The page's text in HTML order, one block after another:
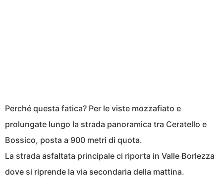
Perché questa fatica? Per le viste mozzafiato e
prolungate lungo la strada panoramica tra Ceratello e
Bossico, posta a 900 metri di quota.
La strada asfaltata principale ci riporta in Valle Borlezza
dove si riprende la via secondaria della mattina.